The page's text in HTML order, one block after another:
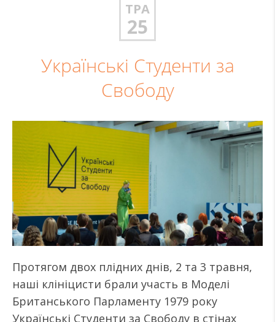
ТРА
25
Українські Студенти за
Свободу
Протягом двох плідних днів, 2 та 3 травня,
наші клініцисти брали участь в Моделі
Британського Парламенту 1979 року
Українські Студенти за Свободу в стінах